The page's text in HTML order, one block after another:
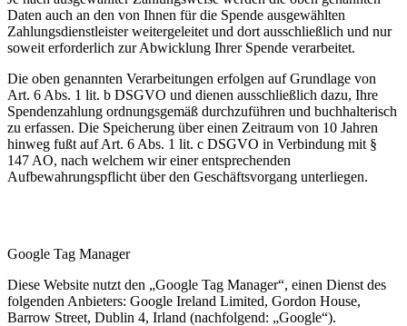
Daten auch an den von Ihnen für die Spende ausgewählten
Zahlungsdienstleister weitergeleitet und dort ausschließlich und nur
soweit erforderlich zur Abwicklung Ihrer Spende verarbeitet.
Die oben genannten Verarbeitungen erfolgen auf Grundlage von
Art. 6 Abs. 1 lit. b DSGVO und dienen ausschließlich dazu, Ihre
Spendenzahlung ordnungsgemäß durchzuführen und buchhalterisch
zu erfassen. Die Speicherung über einen Zeitraum von 10 Jahren
hinweg fußt auf Art. 6 Abs. 1 lit. c DSGVO in Verbindung mit §
147 AO, nach welchem wir einer entsprechenden
Aufbewahrungspflicht über den Geschäftsvorgang unterliegen.
Google Tag Manager
Diese Website nutzt den „Google Tag Manager“, einen Dienst des
folgenden Anbieters: Google Ireland Limited, Gordon House,
Barrow Street, Dublin 4, Irland (nachfolgend: „Google“).